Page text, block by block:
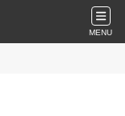
MENU